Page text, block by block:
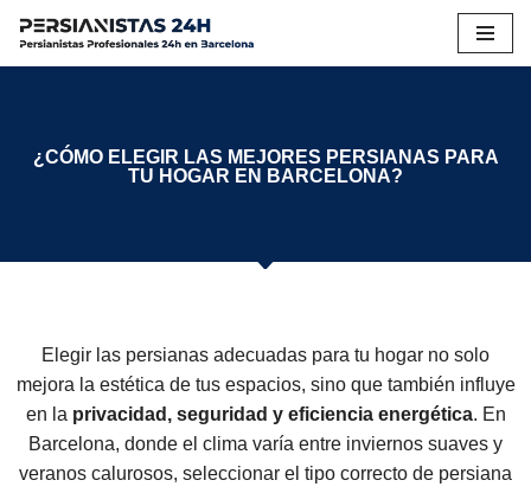
Saltar
¿CÓMO ELEGIR LAS MEJORES PERSIANAS PARA
TU HOGAR EN BARCELONA?
Elegir las persianas adecuadas para tu hogar no solo
mejora la estética de tus espacios, sino que también influye
en la privacidad, seguridad y eficiencia energética. En
Barcelona, donde el clima varía entre inviernos suaves y
veranos calurosos, seleccionar el tipo correcto de persiana